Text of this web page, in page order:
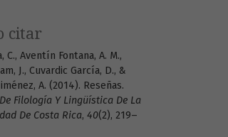
citar
C., Aventín Fontana, A. M.,
J., Cuvardic García, D., &
A. (2014). Reseñas.
Filología Y Lingüística De La
De Costa Rica, 40(2), 219–